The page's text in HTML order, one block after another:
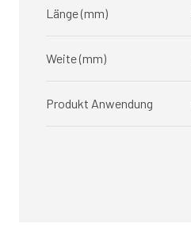
Länge (mm)
Weite (mm)
Produkt Anwendung